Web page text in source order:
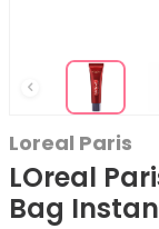
Loreal Paris
LOreal
Bag